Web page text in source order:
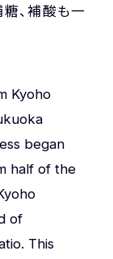
、補酸も一
Kyoho
began
half of the
of
This